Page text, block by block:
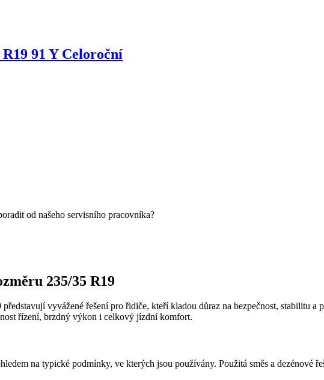
R19 91 Y Celoroční
od našeho servisního pracovníka?
235/35 R19
představují vyvážené řešení pro řidiče, kteří kladou důraz na bezpečnost, stabilitu
řízení, brzdný výkon i celkový jízdní komfort.
na typické podmínky, ve kterých jsou používány. Použitá směs a dezénové